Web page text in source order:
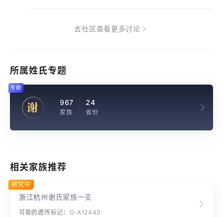
去社区查看更多讨论
所属姓氏专题
谢 967
家族
24
省份
专题
相关家族推荐
浙江杭州谢氏家族一支
可能的遗传标记：O-A12440
研究中